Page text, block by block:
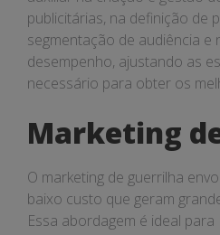
publicitárias, na definição de
segmentação de audiência e
desempenho, ajustando as
necessário para obter os
Marketing
O marketing de guerrilha
baixo custo que geram
Essa abordagem é ideal